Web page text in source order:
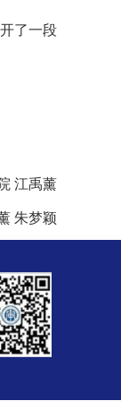
了一段
江禹薰
朱梦颖